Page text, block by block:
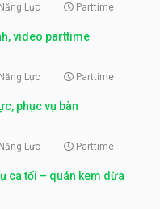
Lực Parttime
video parttime
Lực Parttime
phục vụ bàn
Lực Parttime
ca tối – quán kem dừa